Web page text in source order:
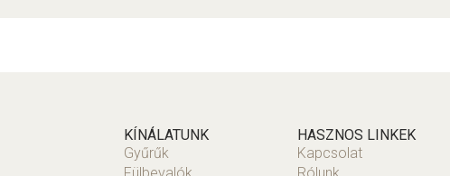
KÍNÁLATUNK
Gyűrűk
Fülbevalók
HASZNOS LINKEK
Kapcsolat
Rólunk